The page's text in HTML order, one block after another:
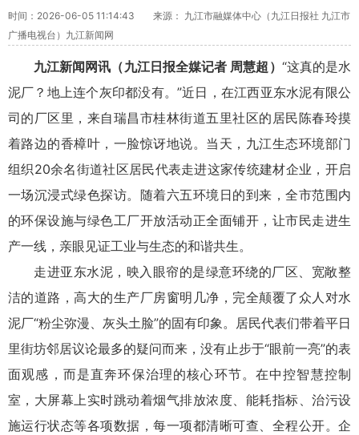
时间：2026-06-05 11:14:43
来源： 九江市融媒体中心（九江日报社 九江市
广播电视台）九江新闻网
九江新闻网讯（九江日报全媒记者 周慧超） “这真的是水
泥厂？地上连个灰印都没有。”近日，在江西亚东水泥有限公
司的厂区里，来自瑞昌市桂林街道五里社区的居民陈春玲摸
着路边的香樟叶，一脸惊讶地说。当天，九江生态环境部门
组织20余名街道社区居民代表走进这家传统建材企业，开启
一场沉浸式绿色探访。随着六五环境日的到来，全市范围内
的环保设施与绿色工厂开放活动正全面铺开，让市民走进生
产一线，亲眼见证工业与生态的和谐共生。
走进亚东水泥，映入眼帘的是绿意环绕的厂区、宽敞整
洁的道路，高大的生产厂房窗明几净，完全颠覆了众人对水
泥厂“粉尘弥漫、灰头土脸”的固有印象。居民代表们带着平日
里街坊邻居议论最多的疑问而来，没有止步于“眼前一亮”的表
面观感，而是直奔环保治理的核心环节。在中控智慧控制
室，大屏幕上实时跳动着烟气排放浓度、能耗指标、治污设
施运行状态等各项数据，每一项都清晰可查、全程公开。企